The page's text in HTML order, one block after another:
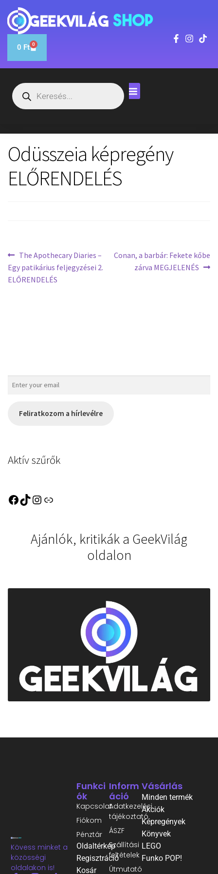
0 Ft 0
Odüsszeia képregény
ELŐRENDELÉS
The Apothecary Diaries –
Egy patikárius feljegyzései 2.
ELŐRENDELÉS
Conan, a barbár: Fekete kőbe
zárva MEGJELENÉS
Feliratkozom a hírlevélre
Aktív szűrők
Ajánlók, kritikák a GeekVilág
oldalon
Kövess minket a
közösségi
oldalakon is!
Inform
Áció
Adatkezelési
tájékoztató
ÁSZF
Szállítási
feltételek
Útmutató
Funkci
Ók
Kapcsolat
Fiókom
Pénztár
Oldaltérkép
Regisztráció
Kosár
Vásárlás
Minden termék
Akciók
Képregények
Könyvek
LEGO
Funko POP!